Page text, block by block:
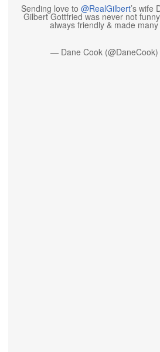
Sending love to @RealGilbert’s wife
Gilbert Gottfried was never not
always friendly & made
— Dane Cook (@DaneCook)